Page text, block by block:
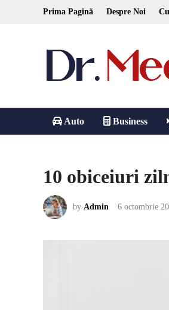
Prima Pagină Despre Noi
Auto Business
10 obiceiuri
by Admin 6 octombrie